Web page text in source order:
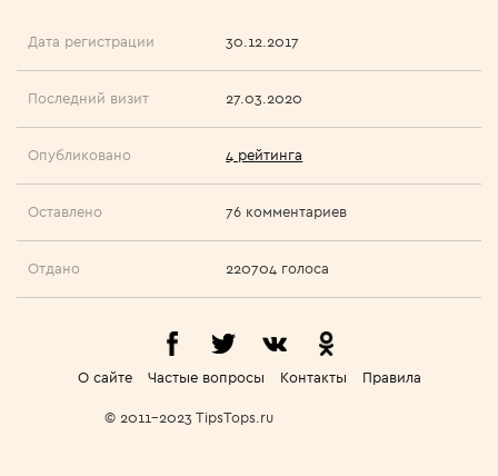
Дата регистрации 30.12.2017
Последний визит 27.03.2020
Опубликовано 4 рейтинга
Оставлено 76 комментариев
Отдано 220704 голоса
О сайте Частые вопросы Контакты Правила
© 2011-2023 TipsTops.ru